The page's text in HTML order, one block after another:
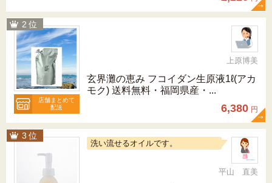
店舗まとめて
配送
上原博美
玄界灘の恵み フコイダン生原液1ℓ(アカ
モク) 送料無料・福岡県産・...
6,380 円
洗い流せるオイルです。
平山 直美